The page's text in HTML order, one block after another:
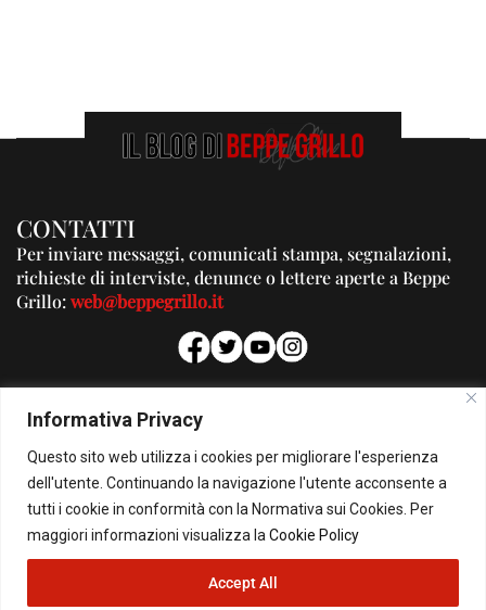
Informativa Privacy
Questo sito web utilizza i cookies per migliorare l'esperienza
dell'utente. Continuando la navigazione l'utente acconsente a
tutti i cookie in conformità con la Normativa sui Cookies. Per
maggiori informazioni visualizza la Cookie Policy
Accept All
CONTATTI
Per inviare messaggi, comunicati stampa, segnalazioni,
richieste di interviste, denunce o lettere aperte a Beppe
Grillo:web@beppegrillo.it
PUBBLICITA'
Per la tua pubblicità su questo Blog:
pubblicita@beppegrillo.it
© Copyright 2026 - Il Blog di Beppe Grillo. All Rights Reserved - Powered by